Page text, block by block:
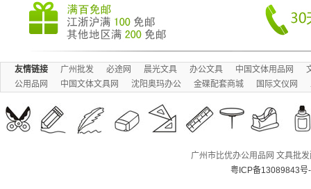
友情链接 广州批发 必途网 晨光文具 办公文具 中国文体用品网
公用品网
中国文体文具网 沈阳奥玛办公 金碟配套商城 国际文仪网
广州市比优办公用品网 文具批
粤ICP备13089843号